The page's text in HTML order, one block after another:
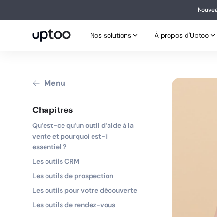
Nos solutions À propos d'Uptoo
Nos solutions À propos d'Uptoo
Menu
Chapitres
Qu’est-ce qu’un outil d’aide à la
vente et pourquoi est-il
essentiel ?
Les outils CRM
Les outils de prospection
Les outils pour votre découverte
Les outils de rendez-vous